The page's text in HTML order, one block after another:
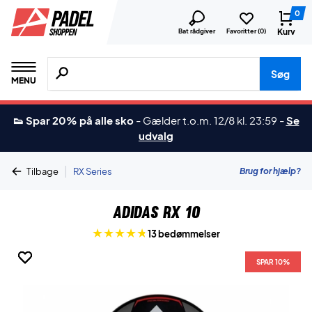
Bat rådgiver Favoritter (0)
0
Kurv
MENU
Søg efter produkter, mærker etc.
Søg
👟 Spar 20% på alle sko - Gælder t.o.m. 12/8 kl. 23:59 -Se
udvalg
Tilbage | RX Series Brug for hjælp?
Adidas RX 10
13 bedømmelser
SPAR 10%
SPAR 10%
SPAR 10%